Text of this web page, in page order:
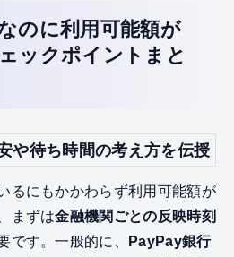
のに利用可能額が
ックポイントまと
や待ち時間の考え方を伝授
るにもかかわらず利用可能額が
まずは金融機関ごとの反映時刻
です。一般的に、
PayPay銀行